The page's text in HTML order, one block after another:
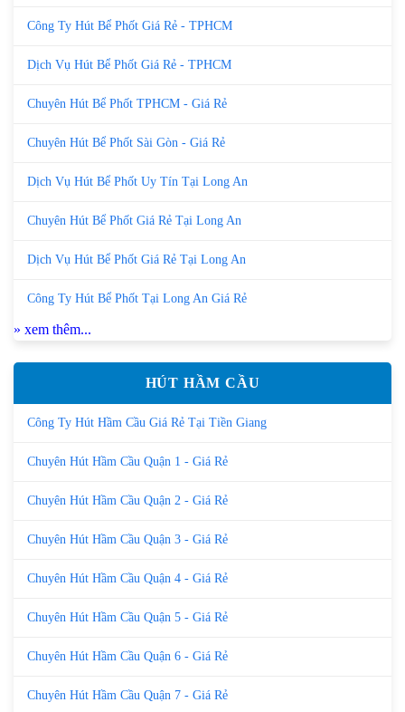
Công Ty Hút Bể Phốt Giá Rẻ - TPHCM
Dịch Vụ Hút Bể Phốt Giá Rẻ - TPHCM
Chuyên Hút Bể Phốt TPHCM - Giá Rẻ
Chuyên Hút Bể Phốt Sài Gòn - Giá Rẻ
Dịch Vụ Hút Bể Phốt Uy Tín Tại Long An
Chuyên Hút Bể Phốt Giá Rẻ Tại Long An
Dịch Vụ Hút Bể Phốt Giá Rẻ Tại Long An
Công Ty Hút Bể Phốt Tại Long An Giá Rẻ
» xem thêm...
HÚT HẦM CẦU
Công Ty Hút Hầm Cầu Giá Rẻ Tại Tiền Giang
Chuyên Hút Hầm Cầu Quận 1 - Giá Rẻ
Chuyên Hút Hầm Cầu Quận 2 - Giá Rẻ
Chuyên Hút Hầm Cầu Quận 3 - Giá Rẻ
Chuyên Hút Hầm Cầu Quận 4 - Giá Rẻ
Chuyên Hút Hầm Cầu Quận 5 - Giá Rẻ
Chuyên Hút Hầm Cầu Quận 6 - Giá Rẻ
Chuyên Hút Hầm Cầu Quận 7 - Giá Rẻ